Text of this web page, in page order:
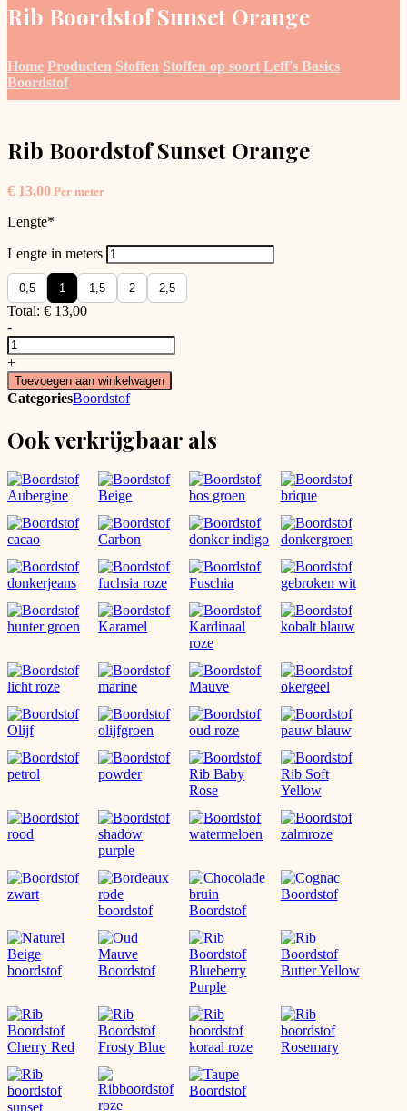
Rib Boordstof Sunset Orange
Home Producten Stoffen Stoffen op soort Leff's Basics
Boordstof
Rib Boordstof Sunset Orange
€ 13,00 Per meter
Lengte*
Lengte in meters
0,5 1 1,5 2 2,5
Total: € 13,00
-
Rib
Boordstof
Sunset
Orange
aantal
+
Toevoegen aan winkelwagen
CategoriesBoordstof
Ook verkrijgbaar als